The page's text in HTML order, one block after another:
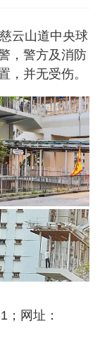
云山道中央球
，警方及消防
，并无受伤。
；网址：